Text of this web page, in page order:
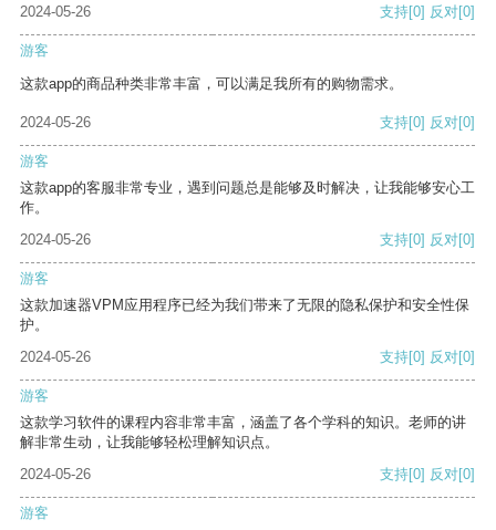
2024-05-26
支持[0] 反对[0]
游客
这款app的商品种类非常丰富，可以满足我所有的购物需求。
2024-05-26 支持[0] 反对[0]
游客
这款app的客服非常专业，遇到问题总是能够及时解决，让我能够安心工
作。
2024-05-26
支持[0] 反对[0]
游客
这款加速器VPM应用程序已经为我们带来了无限的隐私保护和安全性保
护。
2024-05-26
支持[0] 反对[0]
游客
这款学习软件的课程内容非常丰富，涵盖了各个学科的知识。老师的讲
解非常生动，让我能够轻松理解知识点。
2024-05-26
支持[0] 反对[0]
游客